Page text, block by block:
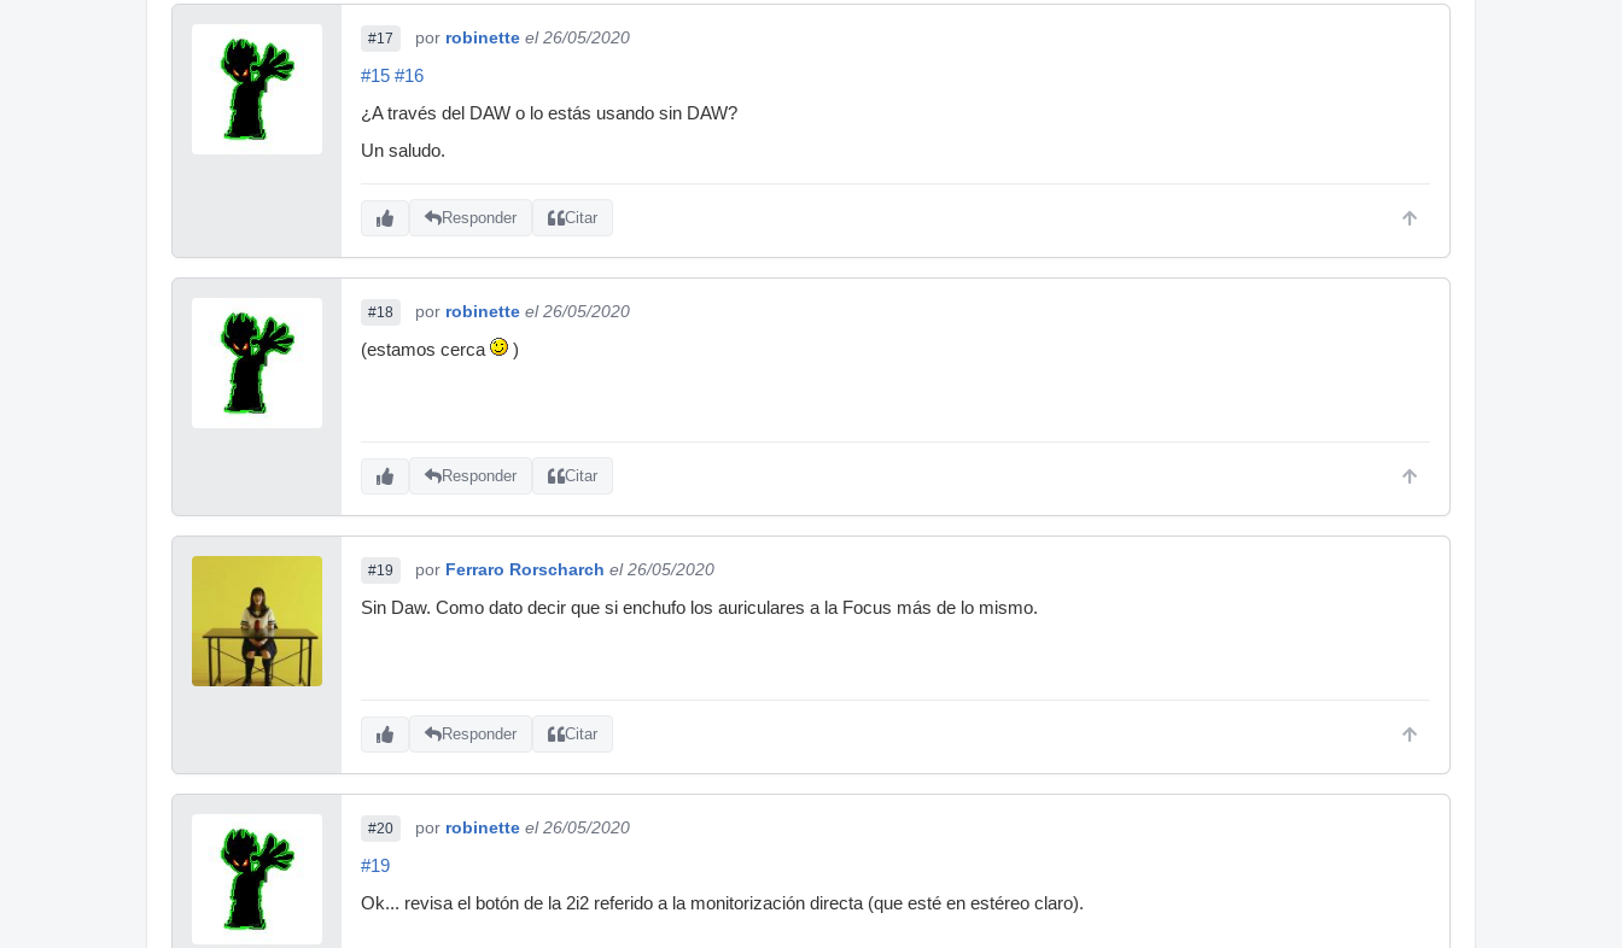
#17 por robinette el 26/05/2020
#15 #16
¿A través del DAW o lo estás usando sin DAW?
Un saludo.
Responder Citar
#18 por robinette el 26/05/2020
(estamos cerca
)
Responder Citar
#19 por Ferraro Rorscharch el 26/05/2020
Sin Daw. Como dato decir que si enchufo los auriculares a la Focus más de lo mismo.
Responder Citar
#20 por robinette el 26/05/2020
#19
Ok... revisa el botón de la 2i2 referido a la monitorización directa (que esté en estéreo claro).